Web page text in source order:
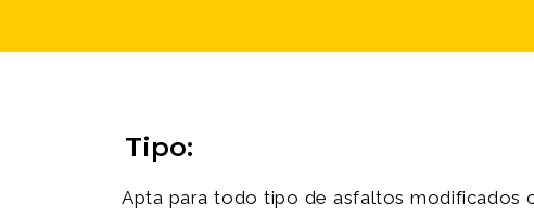
Tipo:
Apta para todo tipo de asfaltos modificados